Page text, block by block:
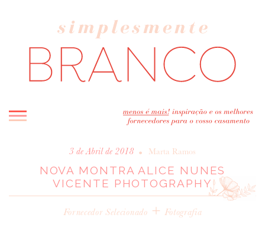
INICIO
BLOG
MELHOR INSPIRAÇÃO
ENTREVISTAS
3 de Abril de 2018 • Marta Ramos
NOVA MONTRA ALICE NUNES
VICENTE PHOTOGRAPHY
Fornecedor Selecionado + Fotografia